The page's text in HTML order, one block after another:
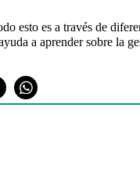
esto es a través de
a aprender sobre la